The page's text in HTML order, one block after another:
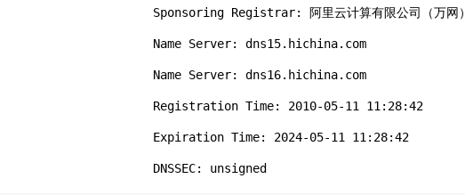
Sponsoring Registrar: 阿里云计算有限公司（万网）
Name Server: dns15.hichina.com
Name Server: dns16.hichina.com
Registration Time: 2010-05-11 11:28:42
Expiration Time: 2024-05-11 11:28:42